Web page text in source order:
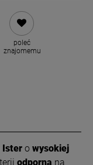
poleć
znajomemu
Ister o wysokiej
odporna na